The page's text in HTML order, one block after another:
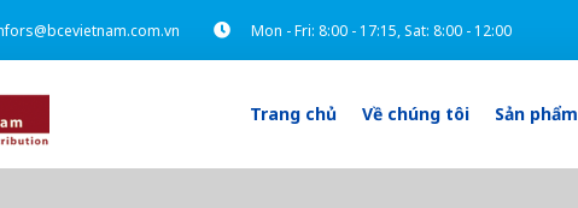
Mon - Fri: 8:00 - 17:15, Sat: 8:00 - 12:00
Trang chủ Về chúng tôi Sản phẩm